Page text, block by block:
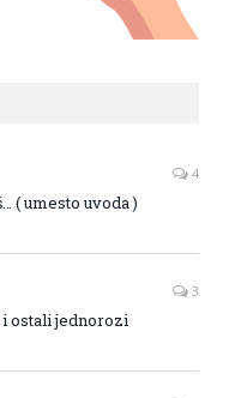
4
( umesto uvoda )
3
ostali jednorozi